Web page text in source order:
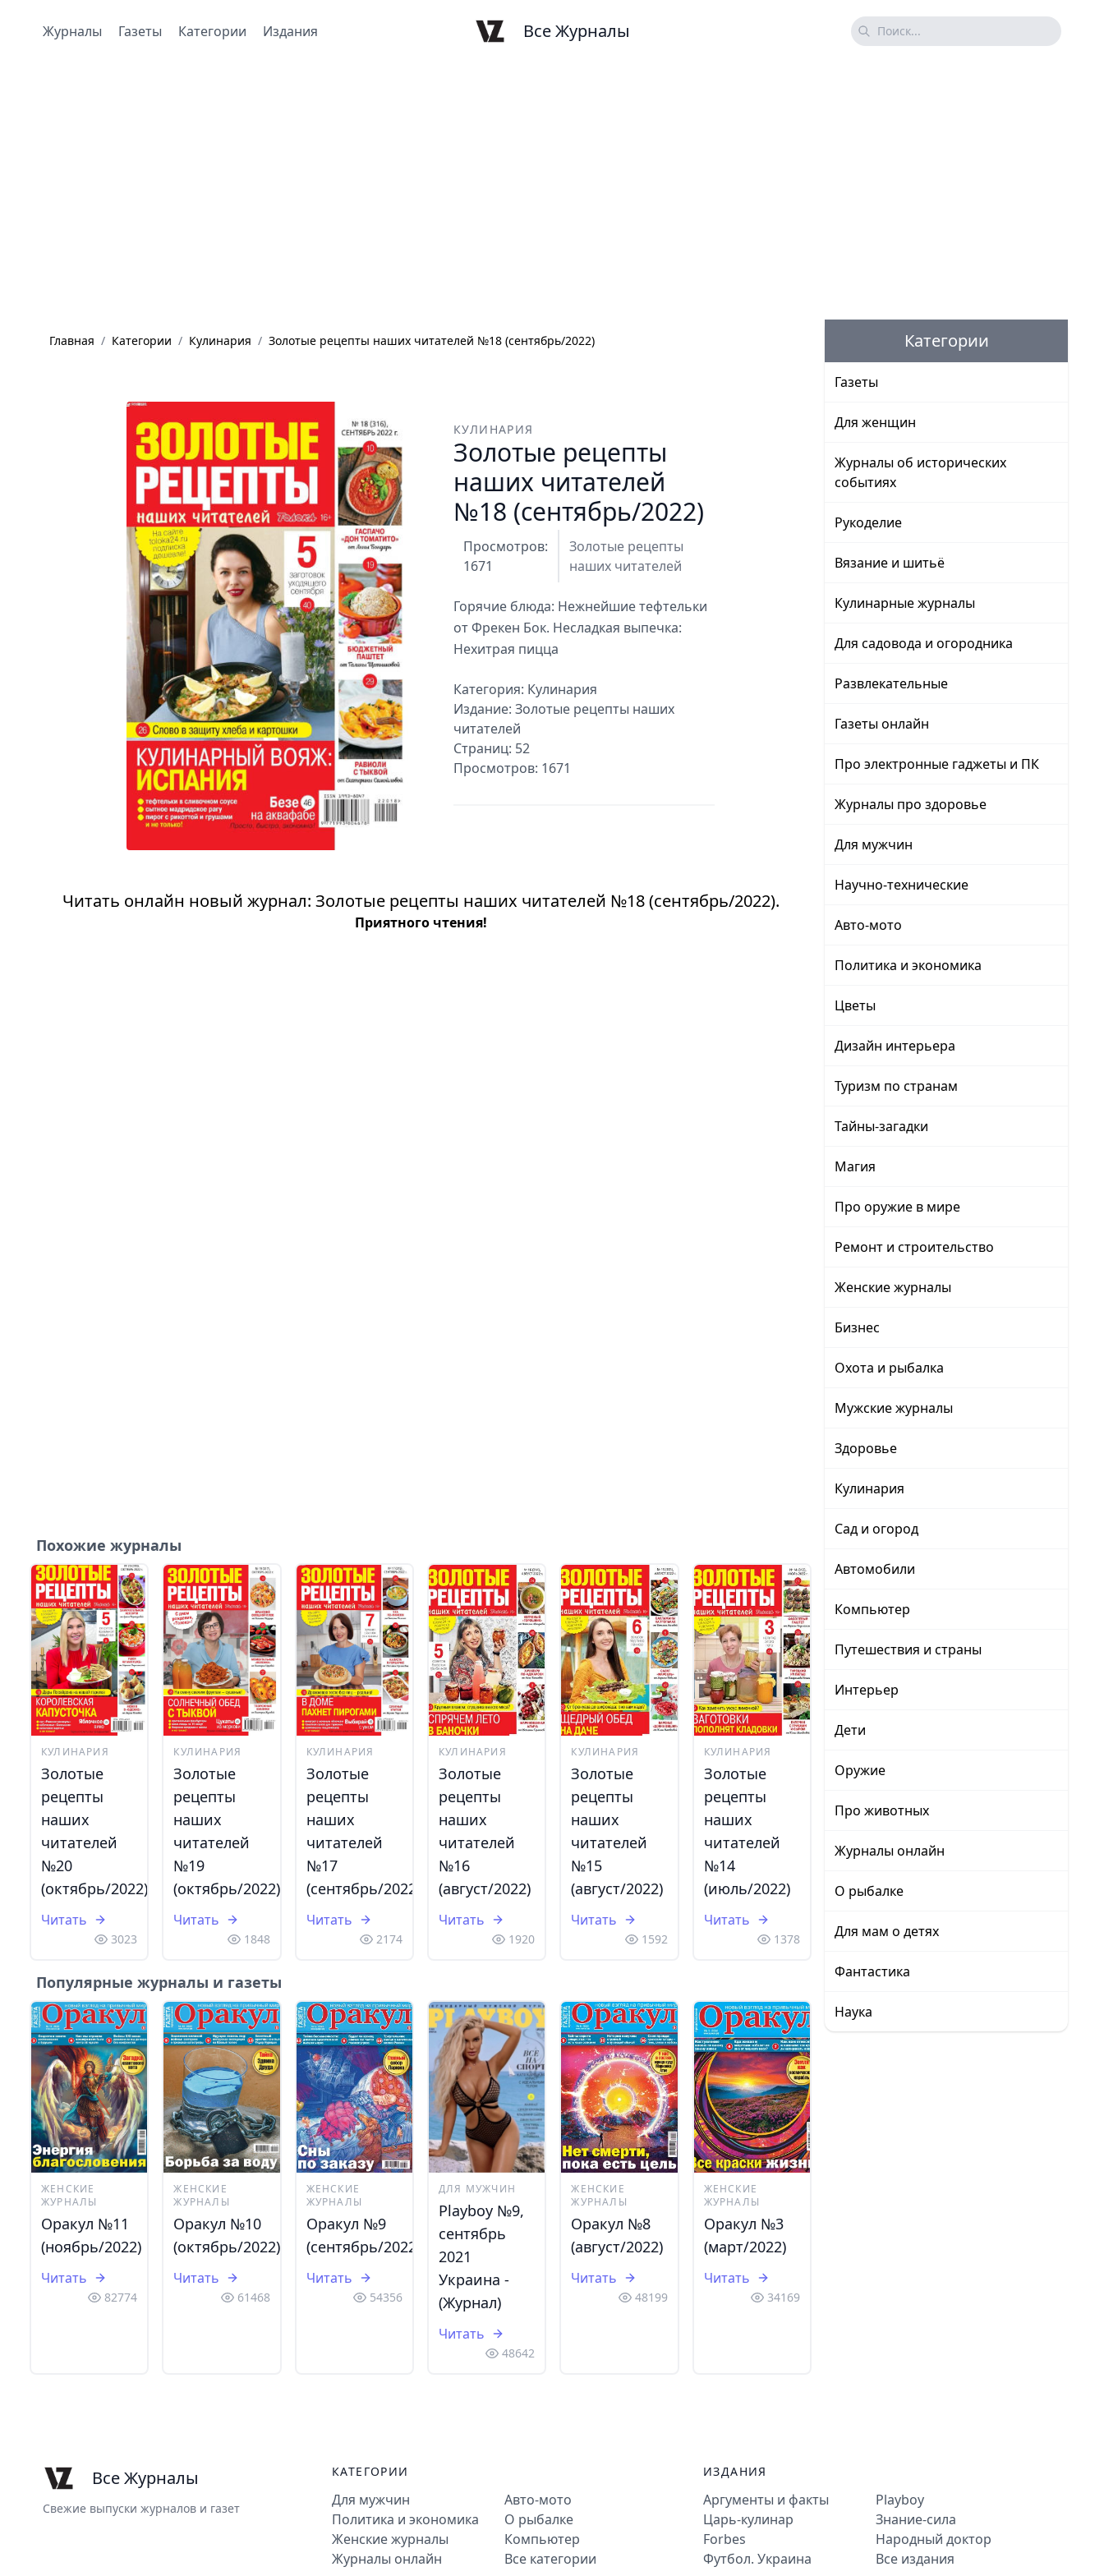
Журналы Газеты Категории Издания Все Журналы
Главная / Категории / Кулинария / Золотые рецепты наших читателей №18 (сентябрь/2022)
КУЛИНАРИЯ
Золотые рецепты
наших читателей
№18 (сентябрь/2022)
Просмотров:
1671
Золотые рецепты
наших читателей
Горячие блюда: Нежнейшие тефтельки
от Фрекен Бок. Несладкая выпечка:
Нехитрая пицца
Категория: Кулинария
Издание: Золотые рецепты наших
читателей
Страниц: 52
Просмотров: 1671
Читать онлайн новый журнал: Золотые рецепты наших читателей №18 (сентябрь/2022).
Приятного чтения!
Похожие журналы
КУЛИНАРИЯ
Золотые
рецепты
наших
читателей
№20
(октябрь/2022)
Читать
3023
КУЛИНАРИЯ
Золотые
рецепты
наших
читателей
№19
(октябрь/2022)
Читать
1848
КУЛИНАРИЯ
Золотые
рецепты
наших
читателей
№17
(сентябрь/2022)
Читать
2174
КУЛИНАРИЯ
Золотые
рецепты
наших
читателей
№16
(август/2022)
Читать
1920
КУЛИНАРИЯ
Золотые
рецепты
наших
читателей
№15
(август/2022)
Читать
1592
КУЛИНАРИЯ
Золотые
рецепты
наших
читателей
№14
(июль/2022)
Читать
1378
Популярные журналы и газеты
ЖЕНСКИЕ
ЖУРНАЛЫ
Оракул №11
(ноябрь/2022)
Читать
82774
ЖЕНСКИЕ
ЖУРНАЛЫ
Оракул №10
(октябрь/2022)
Читать
61468
ЖЕНСКИЕ
ЖУРНАЛЫ
Оракул №9
(сентябрь/2022)
Читать
54356
ДЛЯ МУЖЧИН
Playboy №9,
сентябрь
2021
Украина -
(Журнал)
Читать
48642
ЖЕНСКИЕ
ЖУРНАЛЫ
Оракул №8
(август/2022)
Читать
48199
ЖЕНСКИЕ
ЖУРНАЛЫ
Оракул №3
(март/2022)
Читать
34169
Категории
Газеты
Для женщин
Журналы об исторических
событиях
Рукоделие
Вязание и шитьё
Кулинарные журналы
Для садовода и огородника
Развлекательные
Газеты онлайн
Про электронные гаджеты и ПК
Журналы про здоровье
Для мужчин
Научно-технические
Авто-мото
Политика и экономика
Цветы
Дизайн интерьера
Туризм по странам
Тайны-загадки
Магия
Про оружие в мире
Ремонт и строительство
Женские журналы
Бизнес
Охота и рыбалка
Мужские журналы
Здоровье
Кулинария
Сад и огород
Автомобили
Компьютер
Путешествия и страны
Интерьер
Дети
Оружие
Про животных
Журналы онлайн
О рыбалке
Для мам о детях
Фантастика
Наука
Все Журналы
Свежие выпуски журналов и газет
КАТЕГОРИИ
Для мужчин
Политика и экономика
Женские журналы
Журналы онлайн
Авто-мото
О рыбалке
Компьютер
Все категории
ИЗДАНИЯ
Аргументы и факты
Царь-кулинар
Forbes
Футбол. Украина
Playboy
Знание-сила
Народный доктор
Все издания